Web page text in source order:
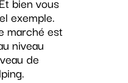
exemple.
marché est
niveau
de